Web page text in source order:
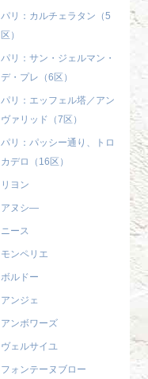
パリ：カルチェラタン（5
区）
パリ：サン・ジェルマン・
デ・プレ（6区）
パリ：エッフェル塔／アン
ヴァリッド（7区）
パリ：パッシー通り、トロ
カデロ（16区）
リヨン
アヌシ―
ニース
モンペリエ
ボルドー
アンジェ
アンボワーズ
ヴェルサイユ
フォンテーヌブロー